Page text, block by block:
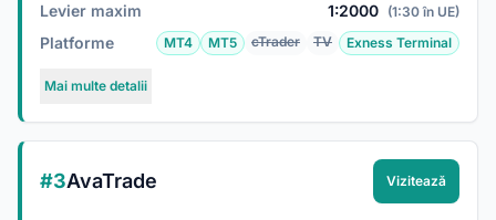
Levier maxim
1:2000 (1:30 în UE)
Platforme MT4 MT5 cTrader TV Exness Terminal
Mai multe detalii
#3AvaTrade Vizitează